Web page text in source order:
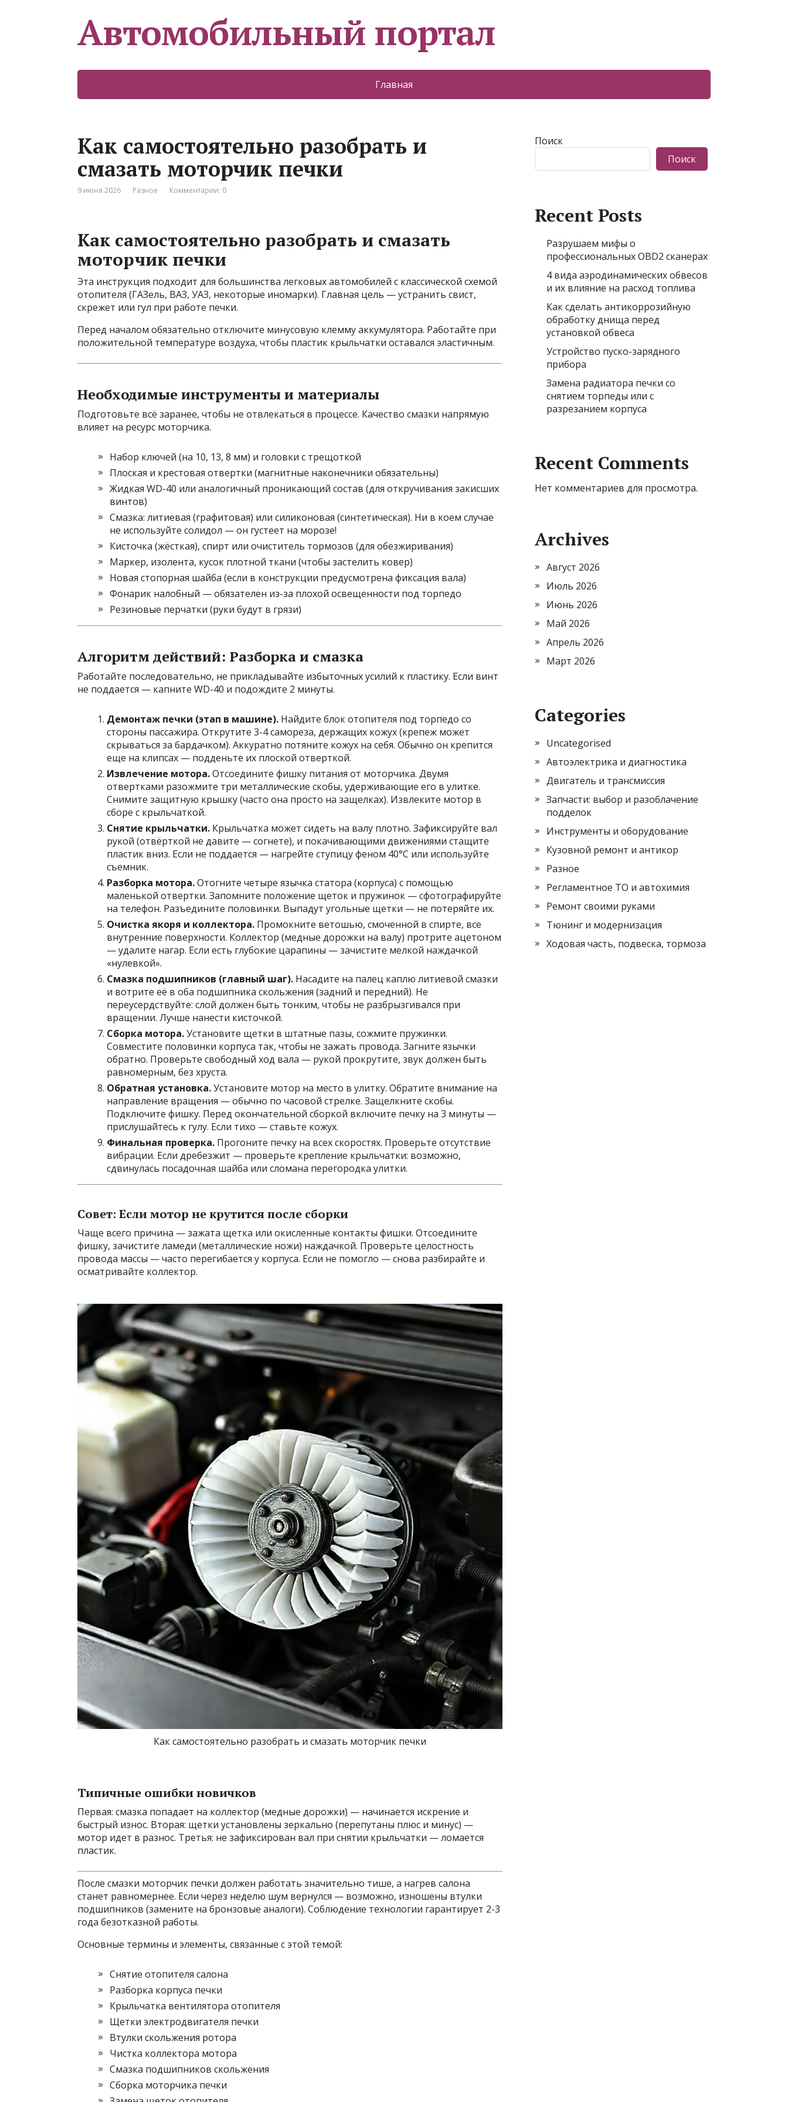
Автомобильный портал
Главная
Как самостоятельно разобрать и
смазать моторчик печки
9 июня 2026 Разное Комментарии: 0
Как самостоятельно разобрать и смазать
моторчик печки
Эта инструкция подходит для большинства легковых автомобилей с классической схемой
отопителя (ГАЗель, ВАЗ, УАЗ, некоторые иномарки). Главная цель — устранить свист,
скрежет или гул при работе печки.
Перед началом обязательно отключите минусовую клемму аккумулятора. Работайте при
положительной температуре воздуха, чтобы пластик крыльчатки оставался эластичным.
Необходимые инструменты и материалы
Подготовьте всё заранее, чтобы не отвлекаться в процессе. Качество смазки напрямую
влияет на ресурс моторчика.
Набор ключей (на 10, 13, 8 мм) и головки с трещоткой
Плоская и крестовая отвертки (магнитные наконечники обязательны)
Жидкая WD-40 или аналогичный проникающий состав (для откручивания закисших
винтов)
Смазка: литиевая (графитовая) или силиконовая (синтетическая). Ни в коем случае
не используйте солидол — он густеет на морозе!
Кисточка (жёсткая), спирт или очиститель тормозов (для обезжиривания)
Маркер, изолента, кусок плотной ткани (чтобы застелить ковер)
Новая стопорная шайба (если в конструкции предусмотрена фиксация вала)
Фонарик налобный — обязателен из-за плохой освещенности под торпедо
Резиновые перчатки (руки будут в грязи)
Алгоритм действий: Разборка и смазка
Работайте последовательно, не прикладывайте избыточных усилий к пластику. Если винт
не поддается — капните WD-40 и подождите 2 минуты.
Демонтаж печки (этап в машине). Найдите блок отопителя под торпедо со
стороны пассажира. Открутите 3-4 самореза, держащих кожух (крепеж может
скрываться за бардачком). Аккуратно потяните кожух на себя. Обычно он крепится
еще на клипсах — подденьте их плоской отверткой.
Извлечение мотора.Отсоедините фишку питания от моторчика. Двумя
отвертками разожмите три металлические скобы, удерживающие его в улитке.
Снимите защитную крышку (часто она просто на защелках). Извлеките мотор в
сборе с крыльчаткой.
Снятие крыльчатки. Крыльчатка может сидеть на валу плотно. Зафиксируйте вал
рукой (отвёрткой не давите — согнете), и покачивающими движениями стащите
пластик вниз. Если не поддается — нагрейте ступицу феном 40°C или используйте
съемник.
Разборка мотора.Отогните четыре язычка статора (корпуса) с помощью
маленькой отвертки. Запомните положение щеток и пружинок — сфотографируйте
на телефон. Разъедините половинки. Выпадут угольные щетки — не потеряйте их.
Очистка якоря и коллектора. Промокните ветошью, смоченной в спирте, все
внутренние поверхности. Коллектор (медные дорожки на валу) протрите ацетоном
— удалите нагар. Если есть глубокие царапины — зачистите мелкой наждачкой
«нулевкой».
Смазка подшипников (главный шаг). Насадите на палец каплю литиевой смазки
и вотрите её в оба подшипника скольжения (задний и передний). Не
переусердствуйте: слой должен быть тонким, чтобы не разбрызгивался при
вращении. Лучше нанести кисточкой.
Сборка мотора.Установите щетки в штатные пазы, сожмите пружинки.
Совместите половинки корпуса так, чтобы не зажать провода. Загните язычки
обратно. Проверьте свободный ход вала — рукой прокрутите, звук должен быть
равномерным, без хруста.
Обратная установка.Установите мотор на место в улитку. Обратите внимание на
направление вращения — обычно по часовой стрелке. Защелкните скобы.
Подключите фишку. Перед окончательной сборкой включите печку на 3 минуты —
прислушайтесь к гулу. Если тихо — ставьте кожух.
Финальная проверка. Прогоните печку на всех скоростях. Проверьте отсутствие
вибрации. Если дребезжит — проверьте крепление крыльчатки: возможно,
сдвинулась посадочная шайба или сломана перегородка улитки.
Совет: Если мотор не крутится после сборки
Чаще всего причина — зажата щетка или окисленные контакты фишки. Отсоедините
фишку, зачистите ламеди (металлические ножи) наждачкой. Проверьте целостность
провода массы — часто перегибается у корпуса. Если не помогло — снова разбирайте и
осматривайте коллектор.
Как самостоятельно разобрать и смазать моторчик печки
Типичные ошибки новичков
Первая: смазка попадает на коллектор (медные дорожки) — начинается искрение и
быстрый износ. Вторая: щетки установлены зеркально (перепутаны плюс и минус) —
мотор идет в разнос. Третья: не зафиксирован вал при снятии крыльчатки — ломается
пластик.
После смазки моторчик печки должен работать значительно тише, а нагрев салона
станет равномернее. Если через неделю шум вернулся — возможно, изношены втулки
подшипников (замените на бронзовые аналоги). Соблюдение технологии гарантирует 2-3
года безотказной работы.
Основные термины и элементы, связанные с этой темой:
Снятие отопителя салона
Разборка корпуса печки
Крыльчатка вентилятора отопителя
Щетки электродвигателя печки
Втулки скольжения ротора
Чистка коллектора мотора
Смазка подшипников скольжения
Сборка моторчика печки
Поиск
Поиск
Recent Posts
Разрушаем мифы о
профессиональных OBD2 сканерах
4 вида аэродинамических обвесов
и их влияние на расход топлива
Как сделать антикоррозийную
обработку днища перед
установкой обвеса
Устройство пуско-зарядного
прибора
Замена радиатора печки со
снятием торпеды или с
разрезанием корпуса
Recent Comments
Нет комментариев для просмотра.
Archives
Август 2026
Июль 2026
Июнь 2026
Май 2026
Апрель 2026
Март 2026
Categories
Uncategorised
Автоэлектрика и диагностика
Двигатель и трансмиссия
Запчасти: выбор и разоблачение
подделок
Инструменты и оборудование
Кузовной ремонт и антикор
Разное
Регламентное ТО и автохимия
Ремонт своими руками
Тюнинг и модернизация
Ходовая часть, подвеска, тормоза